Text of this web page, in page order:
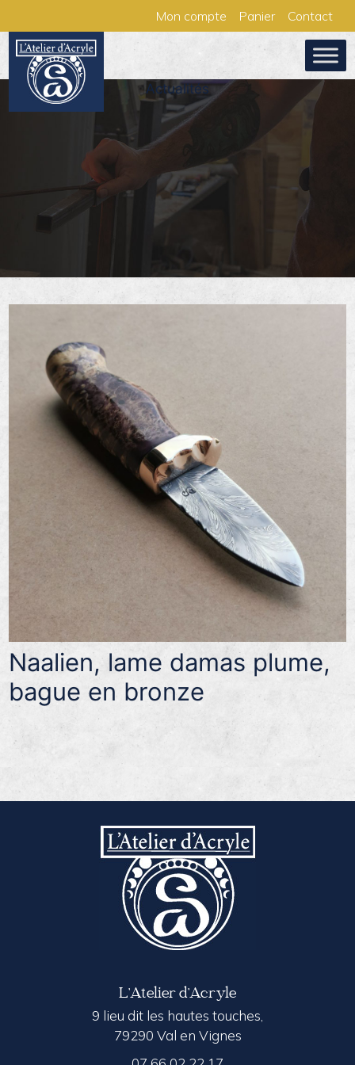
au
contenu
Mon compte Panier Contact
Actualités
Naalien, lame damas plume,
bague en bronze
L’Atelier d’Acryle
9 lieu dit les hautes touches,
79290 Val en Vignes
Panneau de gestion des cookies